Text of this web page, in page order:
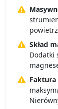
Skład
Dodatki
Faktura